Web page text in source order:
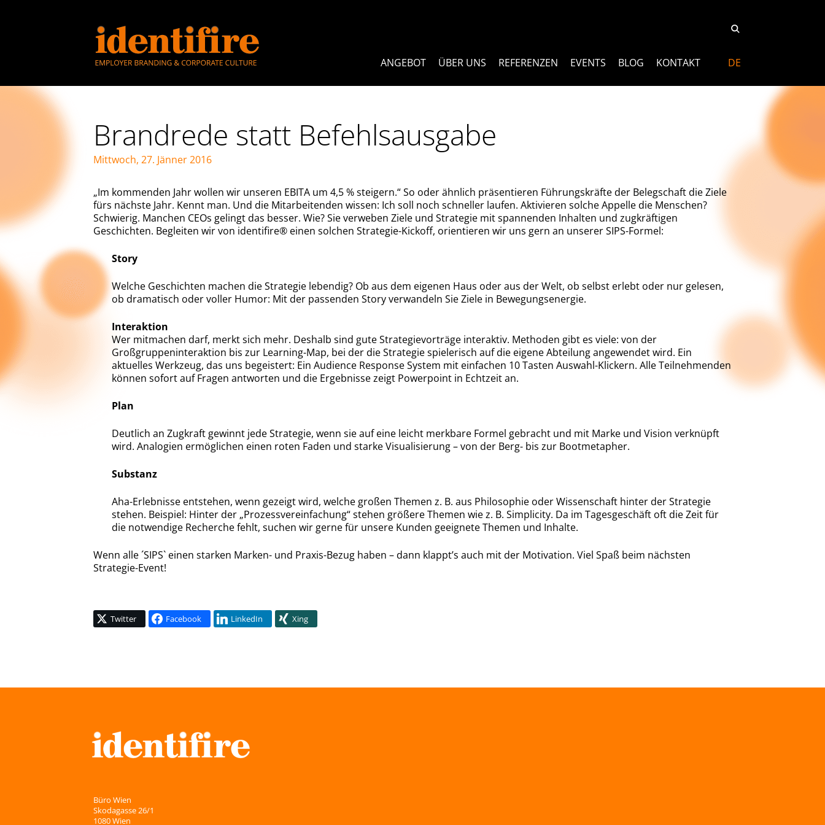
ANGEBOT ÜBER UNS REFERENZEN EVENTS BLOG KONTAKT DE
Brandrede statt Befehlsausgabe
Mittwoch, 27. Jänner 2016
„Im kommenden Jahr wollen wir unseren EBITA um 4,5 % steigern.“ So oder ähnlich präsentieren Führungskräfte der Belegschaft die Ziele
fürs nächste Jahr. Kennt man. Und die Mitarbeitenden wissen: Ich soll noch schneller laufen. Aktivieren solche Appelle die Menschen?
Schwierig. Manchen CEOs gelingt das besser. Wie? Sie verweben Ziele und Strategie mit spannenden Inhalten und zugkräftigen
Geschichten. Begleiten wir von identifire® einen solchen Strategie-Kickoff, orientieren wir uns gern an unserer SIPS-Formel:
Story
Welche Geschichten machen die Strategie lebendig? Ob aus dem eigenen Haus oder aus der Welt, ob selbst erlebt oder nur gelesen,
ob dramatisch oder voller Humor: Mit der passenden Story verwandeln Sie Ziele in Bewegungsenergie.
Interaktion
Wer mitmachen darf, merkt sich mehr. Deshalb sind gute Strategievorträge interaktiv. Methoden gibt es viele: von der
Großgruppeninteraktion bis zur Learning-Map, bei der die Strategie spielerisch auf die eigene Abteilung angewendet wird. Ein
aktuelles Werkzeug, das uns begeistert: Ein Audience Response System mit einfachen 10 Tasten Auswahl-Klickern. Alle Teilnehmenden
können sofort auf Fragen antworten und die Ergebnisse zeigt Powerpoint in Echtzeit an.
Plan
Deutlich an Zugkraft gewinnt jede Strategie, wenn sie auf eine leicht merkbare Formel gebracht und mit Marke und Vision verknüpft
wird. Analogien ermöglichen einen roten Faden und starke Visualisierung – von der Berg- bis zur Bootmetapher.
Substanz
Aha-Erlebnisse entstehen, wenn gezeigt wird, welche großen Themen z. B. aus Philosophie oder Wissenschaft hinter der Strategie
stehen. Beispiel: Hinter der „Prozessvereinfachung“ stehen größere Themen wie z. B. Simplicity. Da im Tagesgeschäft oft die Zeit für
die notwendige Recherche fehlt, suchen wir gerne für unsere Kunden geeignete Themen und Inhalte.
Wenn alle ´SIPS` einen starken Marken- und Praxis-Bezug haben – dann klappt’s auch mit der Motivation. Viel Spaß beim nächsten
Strategie-Event!
Twitter Facebook LinkedIn Xing
Büro Wien
Skodagasse 26/1
1080 Wien